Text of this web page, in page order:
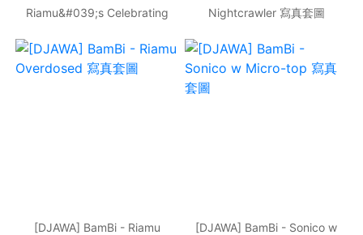
Riamu&#039;s Celebrating
集
Nightcrawler 寫真套圖
[DJAWA] BamBi - Riamu
[DJAWA] BamBi - Sonico w